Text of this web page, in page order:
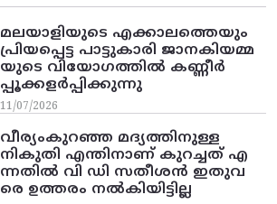
മലയാളിയുടെ എക്കാലത്തെയും
പ്രിയപ്പെട്ട പാട്ടുകാരി ജാനകിയമ്മ
യുടെ വിയോഗത്തിൽ കണ്ണീർ
പ്പൂക്കളർപ്പിക്കുന്നു
11/07/2026
വീര്യംകുറഞ്ഞ മദ്യത്തിനുള്ള
നികുതി എന്തിനാണ് കുറച്ചത് എ
ന്നതിൽ വി ഡി സതീശൻ ഇതുവ
രെ ഉത്തരം നൽകിയിട്ടില്ല